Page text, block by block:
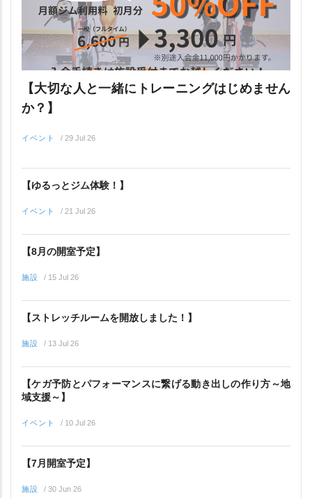
【大切な人と一緒にトレーニングはじめません
か？】
イベント / 29 Jul 26
【ゆるっとジム体験！】
イベント / 21 Jul 26
【8月の開室予定】
施設 / 15 Jul 26
【ストレッチルームを開放しました！】
施設 / 13 Jul 26
【ケガ予防とパフォーマンスに繋げる動き出しの作り方～地
域支援～】
イベント / 10 Jul 26
【7月開室予定】
施設 / 30 Jun 26